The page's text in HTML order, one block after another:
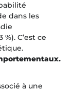
dans les
C’est ce
à une